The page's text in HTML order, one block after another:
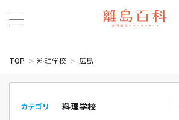
TOP 料理学校 広島
カテゴリ